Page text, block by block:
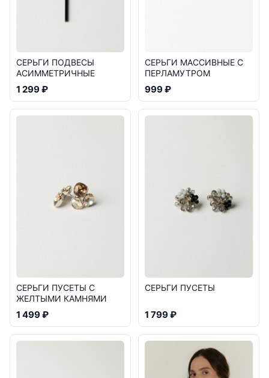
СЕРЬГИ ПОДВЕСЫ
АСИММЕТРИЧНЫЕ
1 299 ₽
СЕРЬГИ МАССИВНЫЕ С
ПЕРЛАМУТРОМ
999 ₽
СЕРЬГИ ПУСЕТЫ С
ЖЕЛТЫМИ КАМНЯМИ
1 499 ₽
СЕРЬГИ ПУСЕТЫ
1 799 ₽